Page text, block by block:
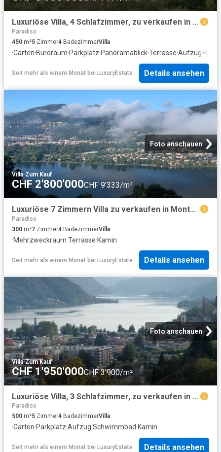
Luxuriöse Villa, 4 Schlafzimmer, zu verkaufen in Muzzano, Schweiz
Paradiso
450 m²5 Zimmer4 BadezimmerVilla
·Garten·Büroraum·Parkplatz·Panoramablick·Terrasse·Aufzug·
Seit mehr als einem Monat bei LuxuryEstate Details ansehen
Foto anschauen
Villa·Zum Kauf
CHF 2'800'000CHF 9'333/m²
Luxuriöse 7 Zimmern Villa zu verkaufen in Montagnola, Tessin
Paradiso
300 m²7 Zimmer4 BadezimmerVilla
·Mehrzweckraum·Terrasse·Kamin
Seit mehr als einem Monat bei LuxuryEstate Details ansehen
Foto anschauen
Villa·Zum Kauf
CHF 1'950'000CHF 3'900/m²
Luxuriöse Villa, 3 Schlafzimmer, zu verkaufen in Agno, Schweiz
Paradiso
500 m²5 Zimmer4 BadezimmerVilla
·Garten·Parkplatz·Aufzug·Schwimmbad·Kamin
Seit mehr als einem Monat bei LuxuryEstate Details ansehen